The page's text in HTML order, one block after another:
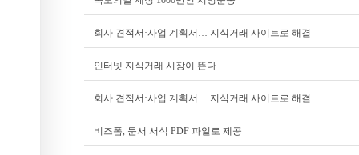
회사 견적서·사업 계획서… 지식거래 사이트로 해결
인터넷 지식거래 시장이 뜬다
회사 견적서·사업 계획서… 지식거래 사이트로 해결
비즈폼, 문서 서식 PDF 파일로 제공